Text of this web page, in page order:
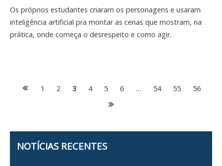
Os próprios estudantes criaram os personagens e usaram
inteligência artificial pra montar as cenas que mostram, na
prática, onde começa o desrespeito e como agir.
Posts
1 2 3 4 5 6 … 54 55 56
NOTÍCIAS RECENTES